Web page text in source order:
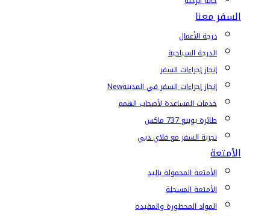
السفر معنا
درجة الأعمال
الدرجة السياحية
إنجاز إجراءات السفر
إنجاز إجراءات السفر في المدينةNew
خدمات المساعدة لأصحاب الهمم
طائرة بوينغ 737 ماكس
تجربة السفر مع فلاي دبي
الأمتعة
الأمتعة المحمولة باليد
الأمتعة المسجلة
المواد المحظورة والمقيدة